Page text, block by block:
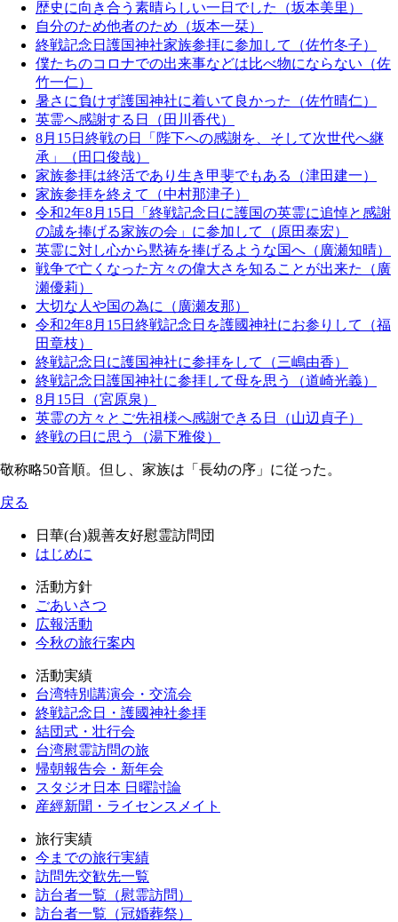
歴史に向き合う素晴らしい一日でした（坂本美里）
自分のため他者のため（坂本一栞）
終戦記念日護国神社家族参拝に参加して（佐竹冬子）
僕たちのコロナでの出来事などは比べ物にならない（佐
竹一仁）
暑さに負けず護国神社に着いて良かった（佐竹晴仁）
英霊へ感謝する日（田川香代）
8月15日終戦の日「陛下への感謝を、そして次世代へ継
承」（田口俊哉）
家族参拝は終活であり生き甲斐でもある（津田建一）
家族参拝を終えて（中村那津子）
令和2年8月15日「終戦記念日に護国の英霊に追悼と感謝
の誠を捧げる家族の会」に参加して（原田泰宏）
英霊に対し心から黙祷を捧げるような国へ（廣瀬知晴）
戦争で亡くなった方々の偉大さを知ることが出来た（廣
瀬優莉）
大切な人や国の為に（廣瀬友那）
令和2年8月15日終戦記念日を護國神社にお参りして（福
田章枝）
終戦記念日に護国神社に参拝をして（三嶋由香）
終戦記念日護国神社に参拝して母を思う（道崎光義）
8月15日（宮原泉）
英霊の方々とご先祖様へ感謝できる日（山辺貞子）
終戦の日に思う（湯下雅俊）
敬称略50音順。但し、家族は「長幼の序」に従った。
戻る
日華(台)親善友好慰霊訪問団
はじめに
活動方針
ごあいさつ
広報活動
今秋の旅行案内
活動実績
台湾特別講演会・交流会
終戦記念日・護國神社参拝
結団式・壮行会
台湾慰霊訪問の旅
帰朝報告会・新年会
スタジオ日本 日曜討論
産經新聞・ライセンスメイト
旅行実績
今までの旅行実績
訪問先交歓先一覧
訪台者一覧（慰霊訪問）
訪台者一覧（冠婚葬祭）